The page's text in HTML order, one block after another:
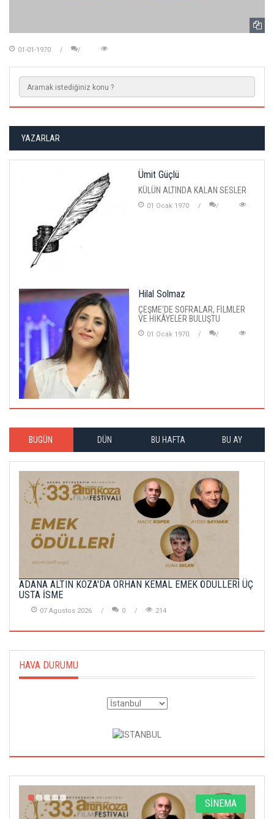
01-01-1970
YAZARLAR
Ümit Güçlü
KÜLÜN ALTINDA KALAN SESLER
01 Ocak 1970
Hilal Solmaz
ÇEŞME'DE SOFRALAR, FİLMLER
VE HİKÂYELER BULUŞTU
01 Ocak 1970
BUGÜN DÜN BU HAFTA BU AY
ADANA ALTIN KOZA'DA ORHAN KEMAL EMEK ÖDÜLLERİ ÜÇ
USTA İSME
07 Agustos 2026 0 214
HAVA DURUMU
SİNEMA